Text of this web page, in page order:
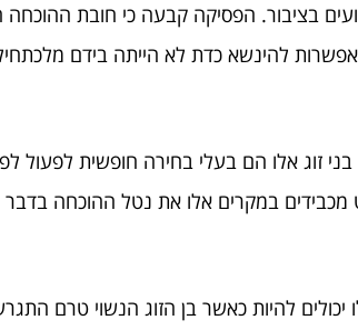
בציבור. הפסיקה קבעה כי חובת
להינשא כדת לא הייתה בידם
זוג אלו הם בעלי בחירה חופשית לפעול
במקרים אלו את נטל ההוכחה בדבר
להיות כאשר בן הזוג הנשוי טרם